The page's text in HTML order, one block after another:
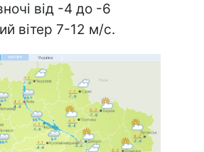
від -4 до -6
вітер 7-12 м/с.